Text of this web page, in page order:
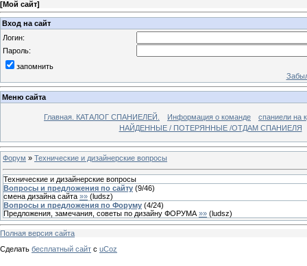
[Мой сайт]
Вход на сайт
Логин:
Пароль:
запомнить
Меню сайта
Главная. КАТАЛОГ СПАНИЕЛЕЙ. Информация о команде
спаниели на
НАЙДЕННЫЕ / ПОТЕРЯННЫЕ /ОТДАМ СПАНИЕЛЯ
Форум » Технические и дизайнерские вопросы
Технические и дизайнерские вопросы
Вопросы и предложения по сайту (9/46)
смена дизайна сайта »» (ludsz)
Вопросы и предложения по Форуму (4/24)
Предложения, замечания, советы по дизайну ФОРУМА »» (ludsz)
Полная версия сайта
Сделать бесплатный сайт с uCoz